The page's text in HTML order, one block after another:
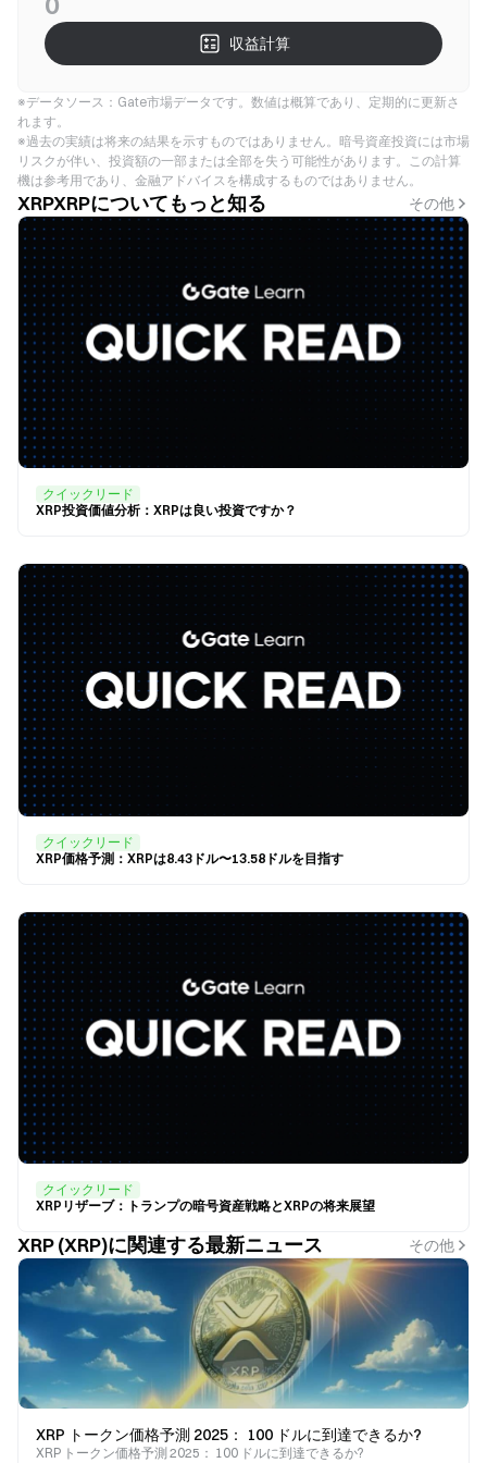
収益計算
※データソース：Gate市場データです。数値は概算であり、定期的に更新さ
れます。
※過去の実績は将来の結果を示すものではありません。暗号資産投資には市場
リスクが伴い、投資額の一部または全部を失う可能性があります。この計算
機は参考用であり、金融アドバイスを構成するものではありません。
XRPXRPについてもっと知る その他
クイックリード
XRP投資価値分析：XRPは良い投資ですか？
クイックリード
XRP価格予測：XRPは8.43ドル〜13.58ドルを目指す
クイックリード
XRPリザーブ：トランプの暗号資産戦略とXRPの将来展望
XRP (XRP)に関連する最新ニュース その他
XRP トークン価格予測 2025： 100 ドルに到達できるか?
XRP トークン価格予測 2025： 100 ドルに到達できるか?